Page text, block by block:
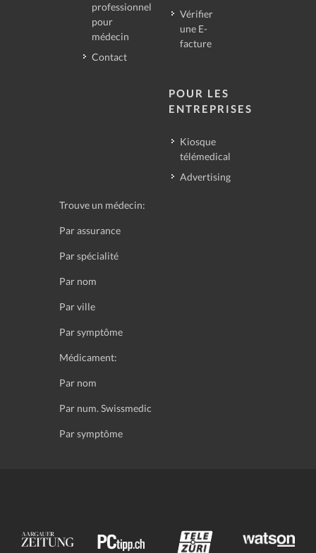
professionnel
pour
médecin
Contact
Vérifier
une E-
facture
POUR LES
ENTREPRISES
Kiosque
télémedical
Advertising
Trouve un médecin:
Par assurance
Par spécialité
Par nom
Par ville
Par symptôme
Médicament:
Par nom
Par num. Swissmedic
Par symptôme